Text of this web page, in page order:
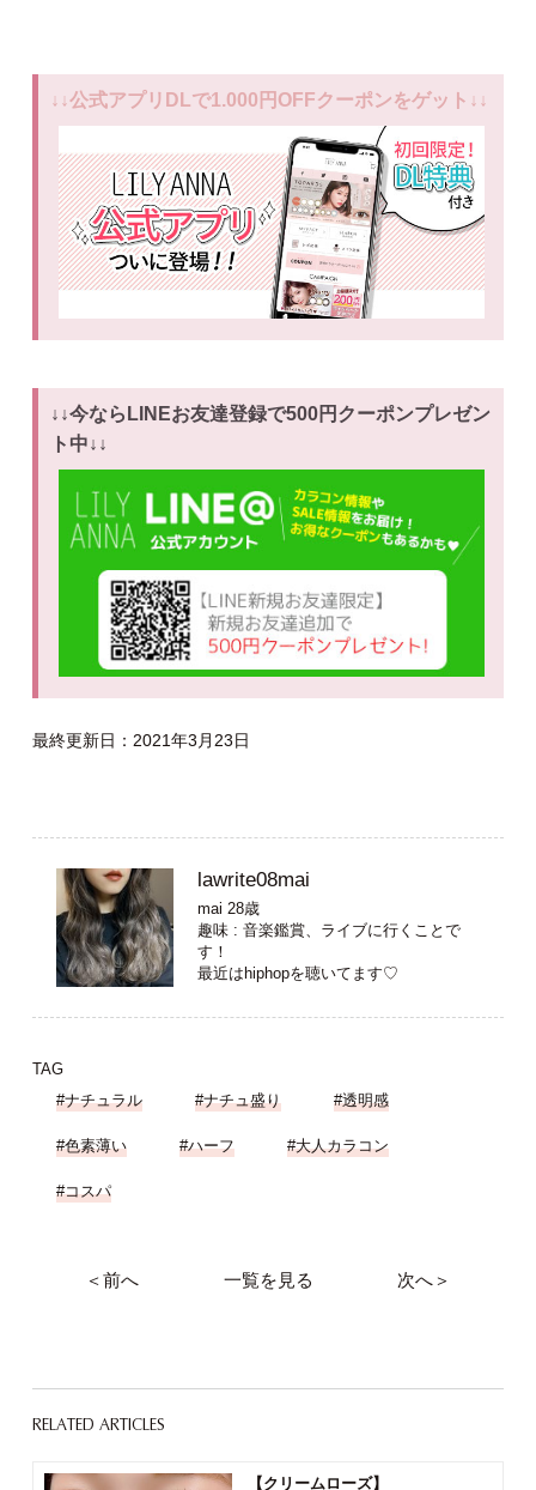
↓↓公式アプリDLで1.000円OFFクーポンをゲット↓↓
↓↓今ならLINEお友達登録で500円クーポンプレゼン
ト中↓↓
最終更新日：2021年3月23日
lawrite08mai
mai 28歳
趣味 : 音楽鑑賞、ライブに行くことで
す！
最近はhiphopを聴いてます♡
TAG
#ナチュラル
#ナチュ盛り #透明感
#色素薄い #ハーフ #大人カラコン
#コスパ
＜前へ 一覧を見る 次へ＞
RELATED ARTICLES
【クリームローズ】